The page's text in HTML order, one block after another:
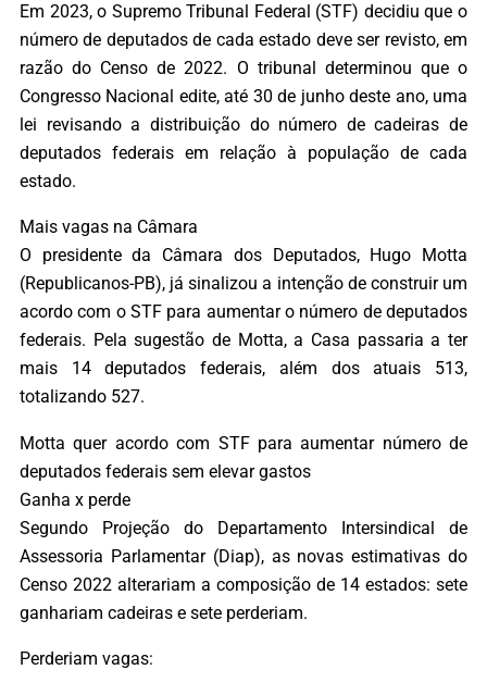
Em 2023, o Supremo Tribunal Federal (STF) decidiu que o
número de deputados de cada estado deve ser revisto, em
razão do Censo de 2022. O tribunal determinou que o
Congresso Nacional edite, até 30 de junho deste ano, uma
lei revisando a distribuição do número de cadeiras de
deputados federais em relação à população de cada
estado.
Mais vagas na Câmara
O presidente da Câmara dos Deputados, Hugo Motta
(Republicanos-PB), já sinalizou a intenção de construir um
acordo com o STF para aumentar o número de deputados
federais. Pela sugestão de Motta, a Casa passaria a ter
mais 14 deputados federais, além dos atuais 513,
totalizando 527.
Motta quer acordo com STF para aumentar número de
deputados federais sem elevar gastos
Ganha x perde
Segundo Projeção do Departamento Intersindical de
Assessoria Parlamentar (Diap), as novas estimativas do
Censo 2022 alterariam a composição de 14 estados: sete
ganhariam cadeiras e sete perderiam.
Perderiam vagas: